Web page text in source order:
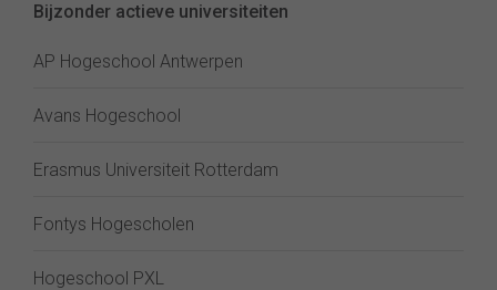
Bijzonder actieve universiteiten
AP Hogeschool Antwerpen
Avans Hogeschool
Erasmus Universiteit Rotterdam
Fontys Hogescholen
Hogeschool PXL